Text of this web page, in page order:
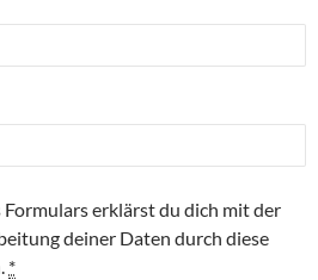
erklärst du dich mit der
deiner Daten durch diese
*